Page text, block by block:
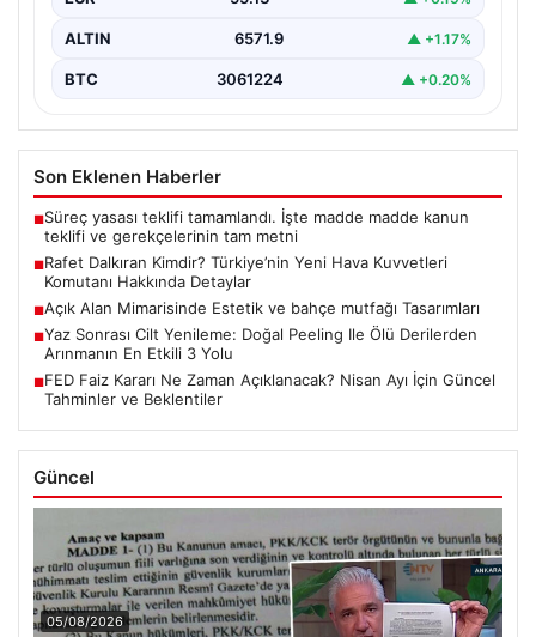
ALTIN 6571.9 ▲ +1.17%
BTC 3061224 ▲ +0.20%
Son Eklenen Haberler
■Süreç yasası teklifi tamamlandı. İşte madde madde kanun
teklifi ve gerekçelerinin tam metni
■Rafet Dalkıran Kimdir? Türkiye’nin Yeni Hava Kuvvetleri
Komutanı Hakkında Detaylar
■Açık Alan Mimarisinde Estetik ve bahçe mutfağı Tasarımları
■Yaz Sonrası Cilt Yenileme: Doğal Peeling Ile Ölü Derilerden
Arınmanın En Etkili 3 Yolu
■FED Faiz Kararı Ne Zaman Açıklanacak? Nisan Ayı İçin Güncel
Tahminler ve Beklentiler
Güncel
05/08/2026